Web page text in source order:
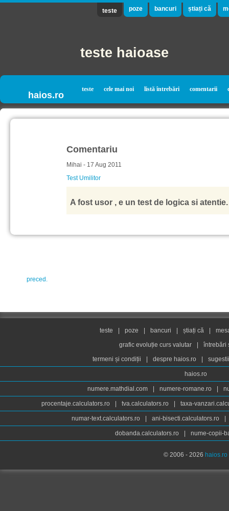
teste poze bancuri știați că
teste haioase
haios.ro
teste cele mai noi listă întrebări comentarii
Comentariu
Mihai - 17 Aug 2011
Test Umilitor
A fost usor , e un test de logica si atentie.
preced.
teste poze bancuri știați că
grafic evoluție curs valutar
întrebări
termeni și condiții
despre haios.ro
haios.ro
numere.mathdial.com numere-romane.ro
procentaje.calculators.ro tva.calculators.ro taxa-
numar-text.calculators.ro ani-bisecti.calculators.ro
dobanda.calculators.ro nume-copii-
© 2006 - 2026 haios.ro